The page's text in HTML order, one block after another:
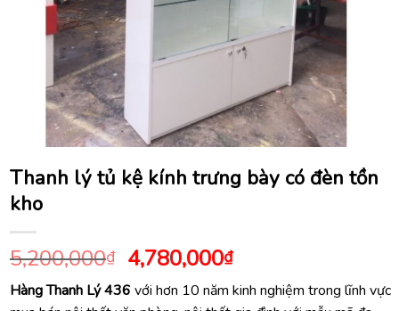
Thanh lý tủ kệ kính trưng bày có đèn tồn
kho
5,200,000₫ Giá
gốc
là:
4,780,000₫Giá
hiện
tại
Hàng Thanh Lý 436 với hơn 10 năm kinh nghiệm trong lĩnh vực